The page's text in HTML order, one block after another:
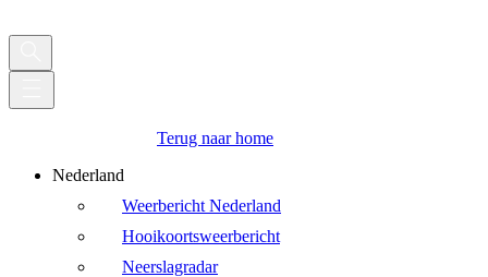
Terug naar home
Nederland
Weerbericht Nederland
Hooikoortsweerbericht
Neerslagradar